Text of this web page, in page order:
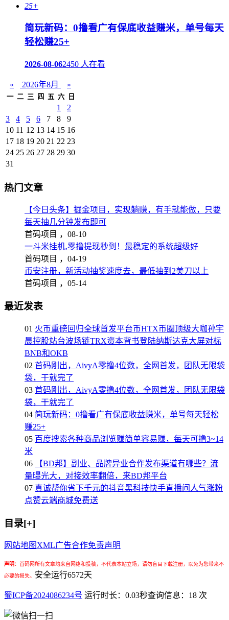
简玩新码：0撸看广有保底收益赚米，单号每天
轻松赚25+
2026-08-062450 人在看
« 2026年8月 »
一 二 三 四 五 六 日
1
2
3
4 5 6 7 8
9
10 11 12 13 14 15 16
17 18 19 20 21 22 23
24 25 26 27 28 29 30
31
热门文章
【今日头条】掘金项目，实现躺赚，有手就能做，只要
每天抽几分钟发布即可
首码项目 ， 08-10
一斗米挂机,零撸提现秒到！最稳定的系统超级好
首码项目 ， 04-19
币安注册，新活动抽奖速度去，最低抽到2美刀以上
首码项目 ， 05-14
最近发表
01 火币重磅回归全球首发平台币HTX币圈顶级大咖孙宇
晨控股站台波场链TRX资本背书登陆纳斯达克大屏对标
BNB和OKB
02 首码刚出，AivyA零撸4位数，全网首发，团队无限袋
袋，干就完了
03 首码刚出，AivyA零撸4位数，全网首发，团队无限袋
袋，干就完了
04 简玩新码：0撸看广有保底收益赚米，单号每天轻松
赚25+
05 百度搜索各种商品浏览赚简单容易赚，每天可撸3~14
米
06
【BD邦】副业、品牌异业合作发布渠道有哪些？流
量曝光大，对接效率翻倍，来BD邦平台
07 真诚帮你省下千元的抖音黑科技快手直播间人气涨粉
点赞云端商城免费送
目录[+]
网站地图 XML广告合作免责声明
声明： 首码网所有文章均来自网络和投稿，不代表本站立场，请勿盲目下载注册，以免为您带来不
必要的损失。 安全运行6572天
蜀ICP备2024086234号 运行时长：0.03秒查询信息：18 次